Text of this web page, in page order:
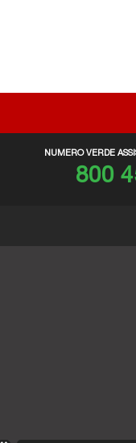
NUMERO VERDE
800